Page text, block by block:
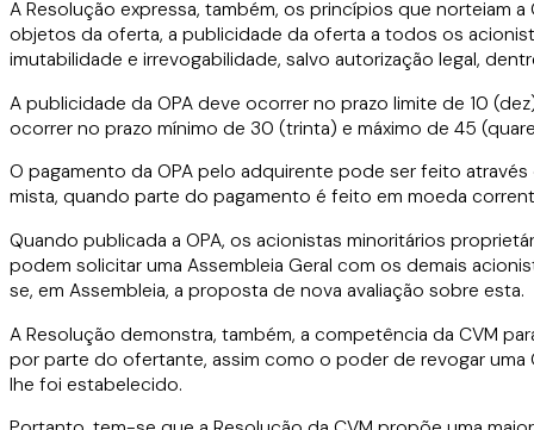
A Resolução expressa, também, os princípios que norteiam
objetos da oferta, a publicidade da oferta a todos os
imutabilidade e irrevogabilidade, salvo autorização legal,
A publicidade da OPA deve ocorrer no prazo limite de 10
ocorrer no prazo mínimo de 30 (trinta) e máximo de 45
O pagamento da OPA pelo adquirente pode ser feito
mista, quando parte do pagamento é feito em moeda
Quando publicada a OPA, os acionistas minoritários
podem solicitar uma Assembleia Geral com os demais
se, em Assembleia, a proposta de nova avaliação sobre esta.
A Resolução demonstra, também, a competência da CVM
por parte do ofertante, assim como o poder de revogar
lhe foi estabelecido.